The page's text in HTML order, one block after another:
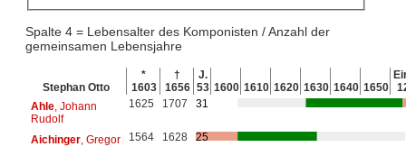
Spalte 4 = Lebensalter des Komponisten / Anzahl der
gemeinsamen Lebensjahre
Stephan Otto
*
1603
†
1656
J.
53 1600 1610 1620 1630 1640 1650
Ahle, Johann
Rudolf
1625 1707 31
Aichinger, Gregor 1564 1628
25